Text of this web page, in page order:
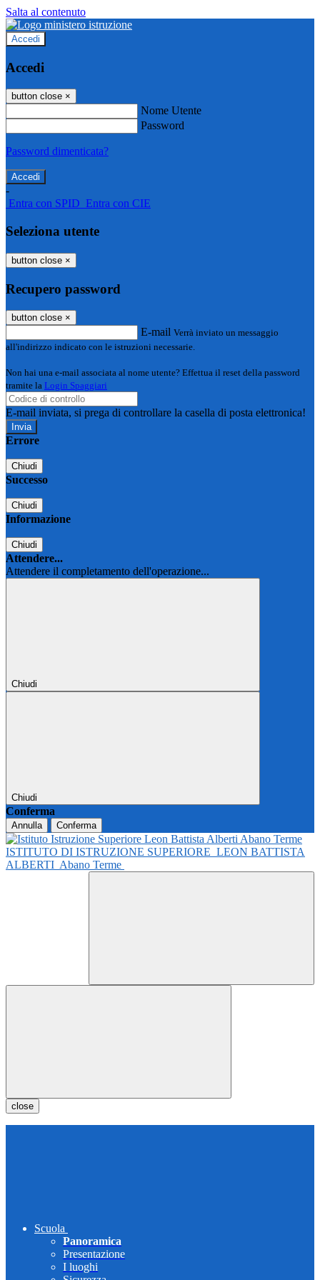
Salta al contenuto
Accedi
Accedi
button close ×
Nome Utente
Password
Password dimenticata?
-
Entra con SPID Entra con CIE
Seleziona utente
button close ×
Recupero password
button close ×
E-mail Verrà inviato un messaggio
all'indirizzo indicato con le istruzioni necessarie.
Non hai una e-mail associata al nome utente? Effettua il reset della password
tramite la Login Spaggiari
E-mail inviata, si prega di controllare la casella di posta elettronica!
Errore
Chiudi
Successo
Chiudi
Informazione
Chiudi
Attendere...
Attendere il completamento dell'operazione...
Chiudi
Chiudi
Conferma
Annulla Conferma
ISTITUTO DI ISTRUZIONE SUPERIORE LEON BATTISTA
ALBERTI Abano Terme
close
Scuola
Panoramica
Presentazione
I luoghi